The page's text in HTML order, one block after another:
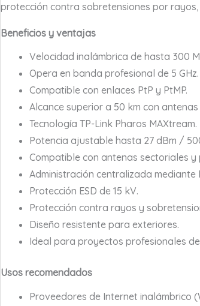
protección contra sobretensiones por
Beneficios y ventajas
Velocidad inalámbrica de hasta 300
Opera en banda profesional de 5 GHz.
Compatible con enlaces PtP y PtMP.
Alcance superior a 50 km con
Tecnología TP-Link Pharos MAXtream.
Potencia ajustable hasta 27 dBm /
Compatible con antenas sectoriales y
Administración centralizada mediante
Protección ESD de 15 kV.
Protección contra rayos y
Diseño resistente para exteriores.
Ideal para proyectos profesionales
Usos recomendados
Proveedores de Internet inalámbrico